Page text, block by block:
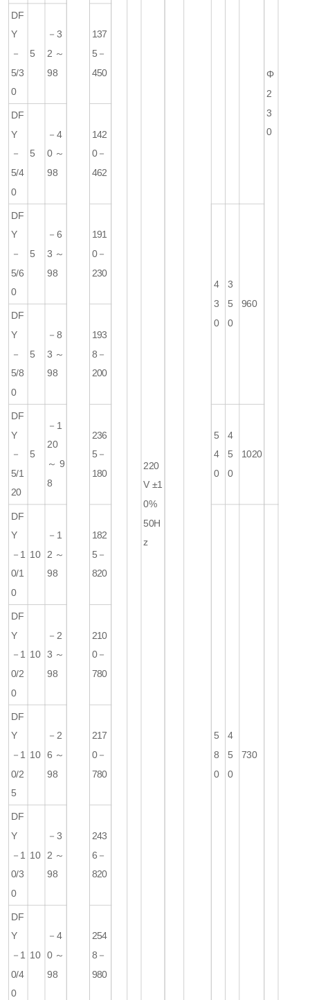
220
V ±1
0%
50H
z
Φ
2
3
0
DF
Y
－
5/3
0
5
－3
2～
98
137
5－
450
DF
Y
－
5/4
0
5
－4
0～
98
142
0－
462
DF
Y
－
5/6
0
5
－6
3～
98
191
0－
230
4
3
0
3
5
0
960
DF
Y
－
5/8
0
5
－8
3～
98
193
8－
200
DF
Y
－
5/1
20
5
－1
20
～9
8
236
5－
180
5
4
0
4
5
0
1020
DF
Y
－1
0/1
0
10
－1
2～
98
182
5－
820
5
8
0
4
5
0
730
DF
Y
－1
0/2
0
10
－2
3～
98
210
0－
780
DF
Y
－1
0/2
5
10
－2
6～
98
217
0－
780
DF
Y
－1
0/3
0
10
－3
2～
98
243
6－
820
DF
Y
－1
0/4
0
10
－4
0～
98
254
8－
980